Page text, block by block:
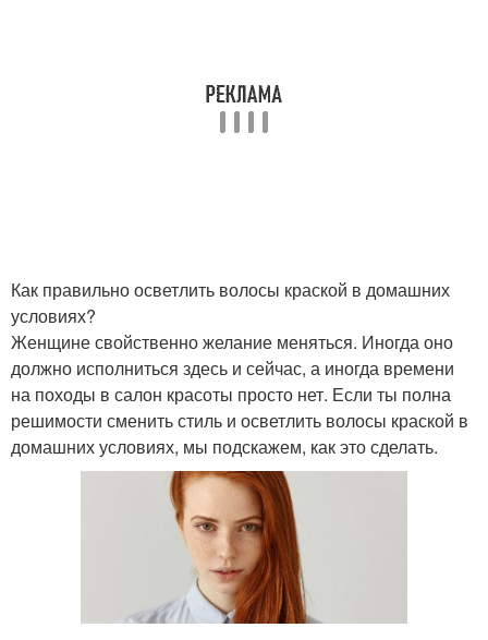
Как правильно осветлить волосы краской в домашних
условиях?
Женщине свойственно желание меняться. Иногда оно
должно исполниться здесь и сейчас, а иногда времени
на походы в салон красоты просто нет. Если ты полна
решимости сменить стиль и осветлить волосы краской в
домашних условиях, мы подскажем, как это сделать.